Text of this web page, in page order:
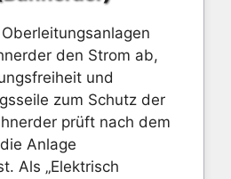
den Strom ab,
und
zum Schutz der
prüft nach dem
Anlage
Als „Elektrisch